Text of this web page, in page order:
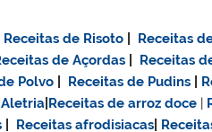
Receitas de Risoto Receitas
de Açordas Receitas
Polvo Receitas de Pudins
Receitas dearroz doce |
Receitas afrodisiacas